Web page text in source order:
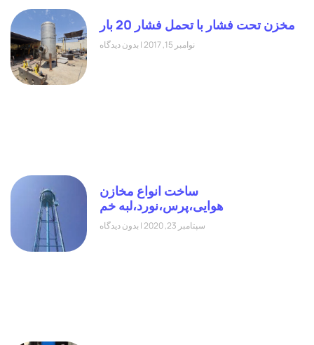
مخزن تحت فشار با تحمل فشار 20 بار
نوامبر 15, 2017 بدون دیدگاه
ساخت انواع مخازن
هوایی،پرس،نورد،لبه خم
سپتامبر 23, 2020 بدون دیدگاه